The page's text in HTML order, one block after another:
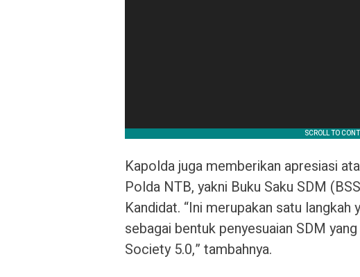
Kapolda juga memberikan apresiasi
Polda NTB, yakni Buku Saku SDM
Kandidat. “Ini merupakan satu
sebagai bentuk penyesuaian SDM
Society 5.0,” tambahnya.